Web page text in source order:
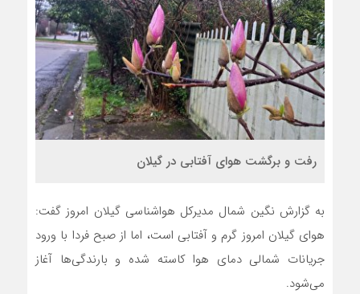
رفت و برگشت هوای آفتابی در گیلان
به گزارش نگین شمال مدیرکل هواشناسی گیلان امروز گفت:
هوای گیلان امروز گرم و آفتابی است، اما از صبح فردا با ورود
جریانات شمالی دمای هوا کاسته شده و بارندگی‌ها آغاز
می‌شود.